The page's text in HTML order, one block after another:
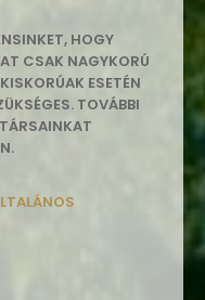
HOGY
CSAK NAGYKORÚ
ESETÉN
TOVÁBBI